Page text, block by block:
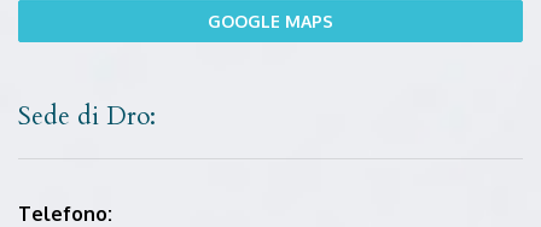
GOOGLE MAPS
Sede di Dro:
Telefono: